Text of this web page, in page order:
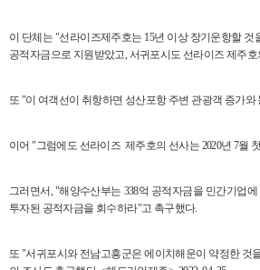
이 단체는 "선라이즈제주호는 15년 이상 장기운항할
공적자금으로 지원받았고, 서귀포시도 선라이즈 제주
또 "이 여객선이 취항하면 성산포항 주변 관광객 증가
이어 "그럼에도 선라이즈 제주호의 선사는 2020년 7월
그러면서, "해양수산부는 338억 공적자금을 민간기업
투자된 공적자금을 회수하라"고 촉구했다.
또 "서귀포시와 전남고흥군은 에이치해운이 약정한 것